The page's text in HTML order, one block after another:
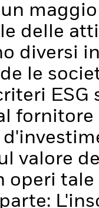
un
delle
diversi
le
fornitore
valore
operi tale